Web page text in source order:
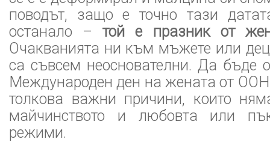
поводът, защо е точно тази
останало –той е празник от
Очакванията ни към мъжете или
са съвсем неоснователни. Да бъде
Международен ден на жената от
толкова важни причини, които
майчинството и любовта или пък
режими.